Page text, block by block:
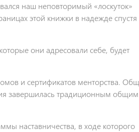
наш неповторимый «лоскуток»
этой книжки в надежде спустя
они адресовали себе, будет
и сертификатов менторства.
завершилась традиционным общим
наставничества, в ходе которого